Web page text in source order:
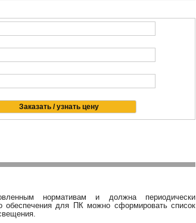
нормативам и должна периодически
для ПК можно сформировать список